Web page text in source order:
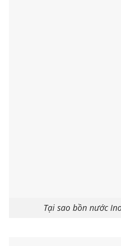
Tại sao bồn nước